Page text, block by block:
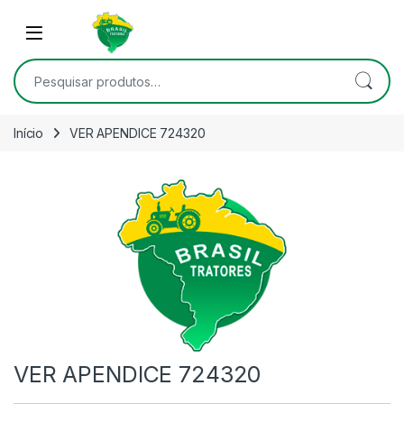
Skip to navigation
Open
Pesquisar por:
Início VER APENDICE 724320
VER APENDICE 724320